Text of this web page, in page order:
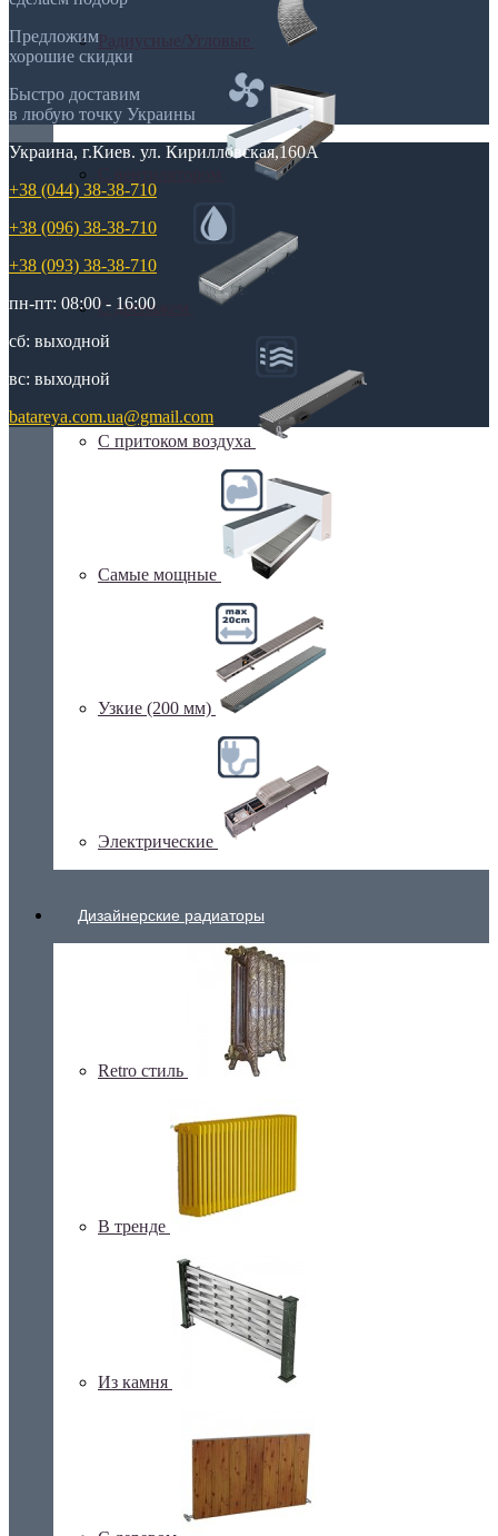
Радиусные/Угловые
С дренажем
С притоком воздуха
Самые мощные
Узкие (200 мм)
Электрические
Дизайнерские радиаторы
Retro стиль
В тренде
Из камня
Предложим
хорошие скидки
Быстро доставим
в любую точку Украины
Украина, г.Киев. ул. Кирилловская,160А
+38 (044) 38-38-710
+38 (096) 38-38-710
+38 (093) 38-38-710
пн-пт: 08:00 - 16:00
сб: выходной
вс: выходной
batareya.com.ua@gmail.com